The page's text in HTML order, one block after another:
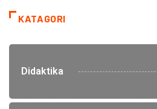
KATAGORI
Didaktika